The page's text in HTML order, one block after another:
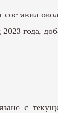
года,
с